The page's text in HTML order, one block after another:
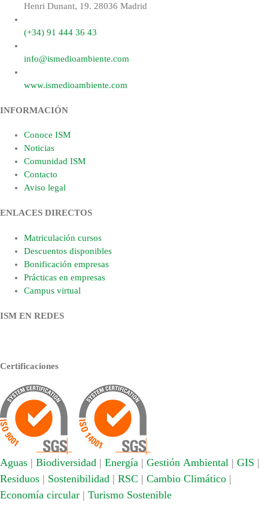
Henri Dunant, 19. 28036 Madrid
(+34) 91 444 36 43
info@ismedioambiente.com
www.ismedioambiente.com
INFORMACIÓN
Conoce ISM
Noticias
Comunidad ISM
Contacto
Aviso legal
ENLACES DIRECTOS
Matriculación cursos
Descuentos disponibles
Bonificación empresas
Prácticas en empresas
Campus virtual
ISM EN REDES
Certificaciones
Aguas | Biodiversidad | Energía | Gestión Ambiental | GIS |
Residuos | Sostenibilidad | RSC | Cambio Climático |
Economía circular | Turismo Sostenible